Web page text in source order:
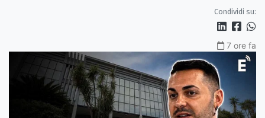
Condividi su:
7 ore fa